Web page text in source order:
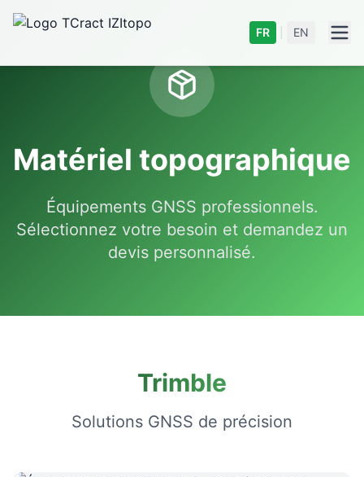
FR EN
Matériel topographique
Équipements GNSS professionnels.
Sélectionnez votre besoin et demandez un
devis personnalisé.
Trimble
Solutions GNSS de précision